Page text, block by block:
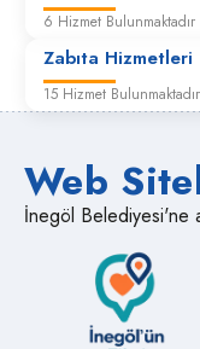
6 Hizmet Bulunmaktadır
Zabıta Hizmetleri
15 Hizmet Bulunmaktadır
Web
İnegöl Belediyesi'ne